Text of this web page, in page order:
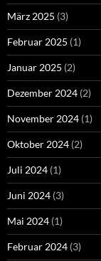
März 2025 (3)
Februar 2025 (1)
Januar 2025 (2)
Dezember 2024 (2)
November 2024 (1)
Oktober 2024 (2)
Juli 2024 (1)
Juni 2024 (3)
Mai 2024 (1)
Februar 2024 (3)